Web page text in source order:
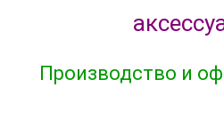
Производство и